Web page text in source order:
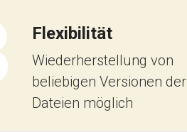
Flexibilität
Wiederherstellung von
beliebigen Versionen der
Dateien möglich